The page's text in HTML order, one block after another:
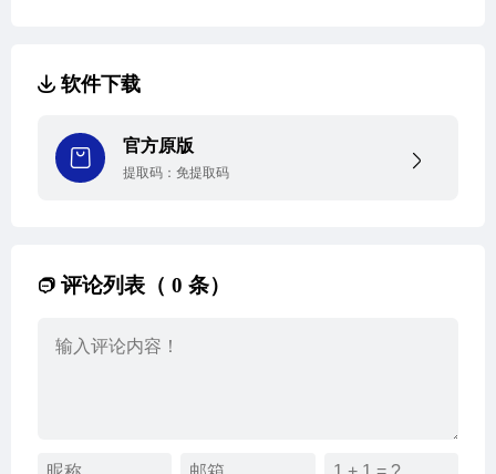
软件下载
官方原版
提取码： 免提取码
评论列表（ 0 条）